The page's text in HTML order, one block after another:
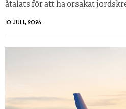
åtalats för att ha orsakat
10 JULI, 2026